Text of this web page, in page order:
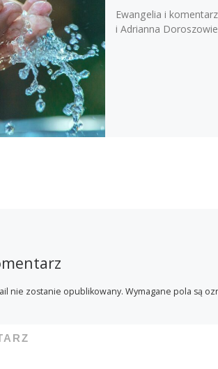
Ewangelia i
i Adrianna
nie zostanie opublikowany. Wymagane pola są